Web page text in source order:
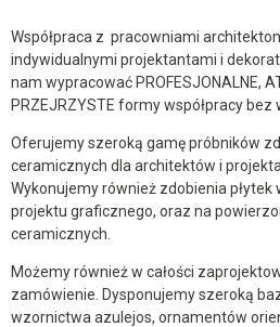
Współpraca z pracowniami
indywidualnymi projektantami i
nam wypracować PROFESJONALNE,
PRZEJRZYSTE formy współpracy bez
Oferujemy szeroką gamę próbników
ceramicznych dla architektów i
Wykonujemy również zdobienia
projektu graficznego, oraz na
ceramicznych.
Możemy również w całości
zamówienie. Dysponujemy szeroką
wzornictwa azulejos, ornamentów